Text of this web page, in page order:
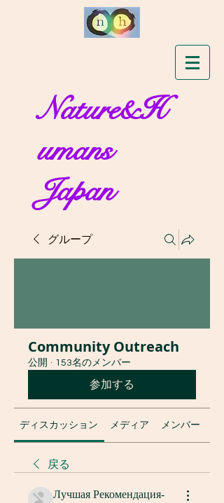
Nature&H
umans
Japan
グループ
Community Outreach
公開 · 153名のメンバー
参加する
ディスカッション メディア メンバー
戻る
Лучшая Рекомендация-